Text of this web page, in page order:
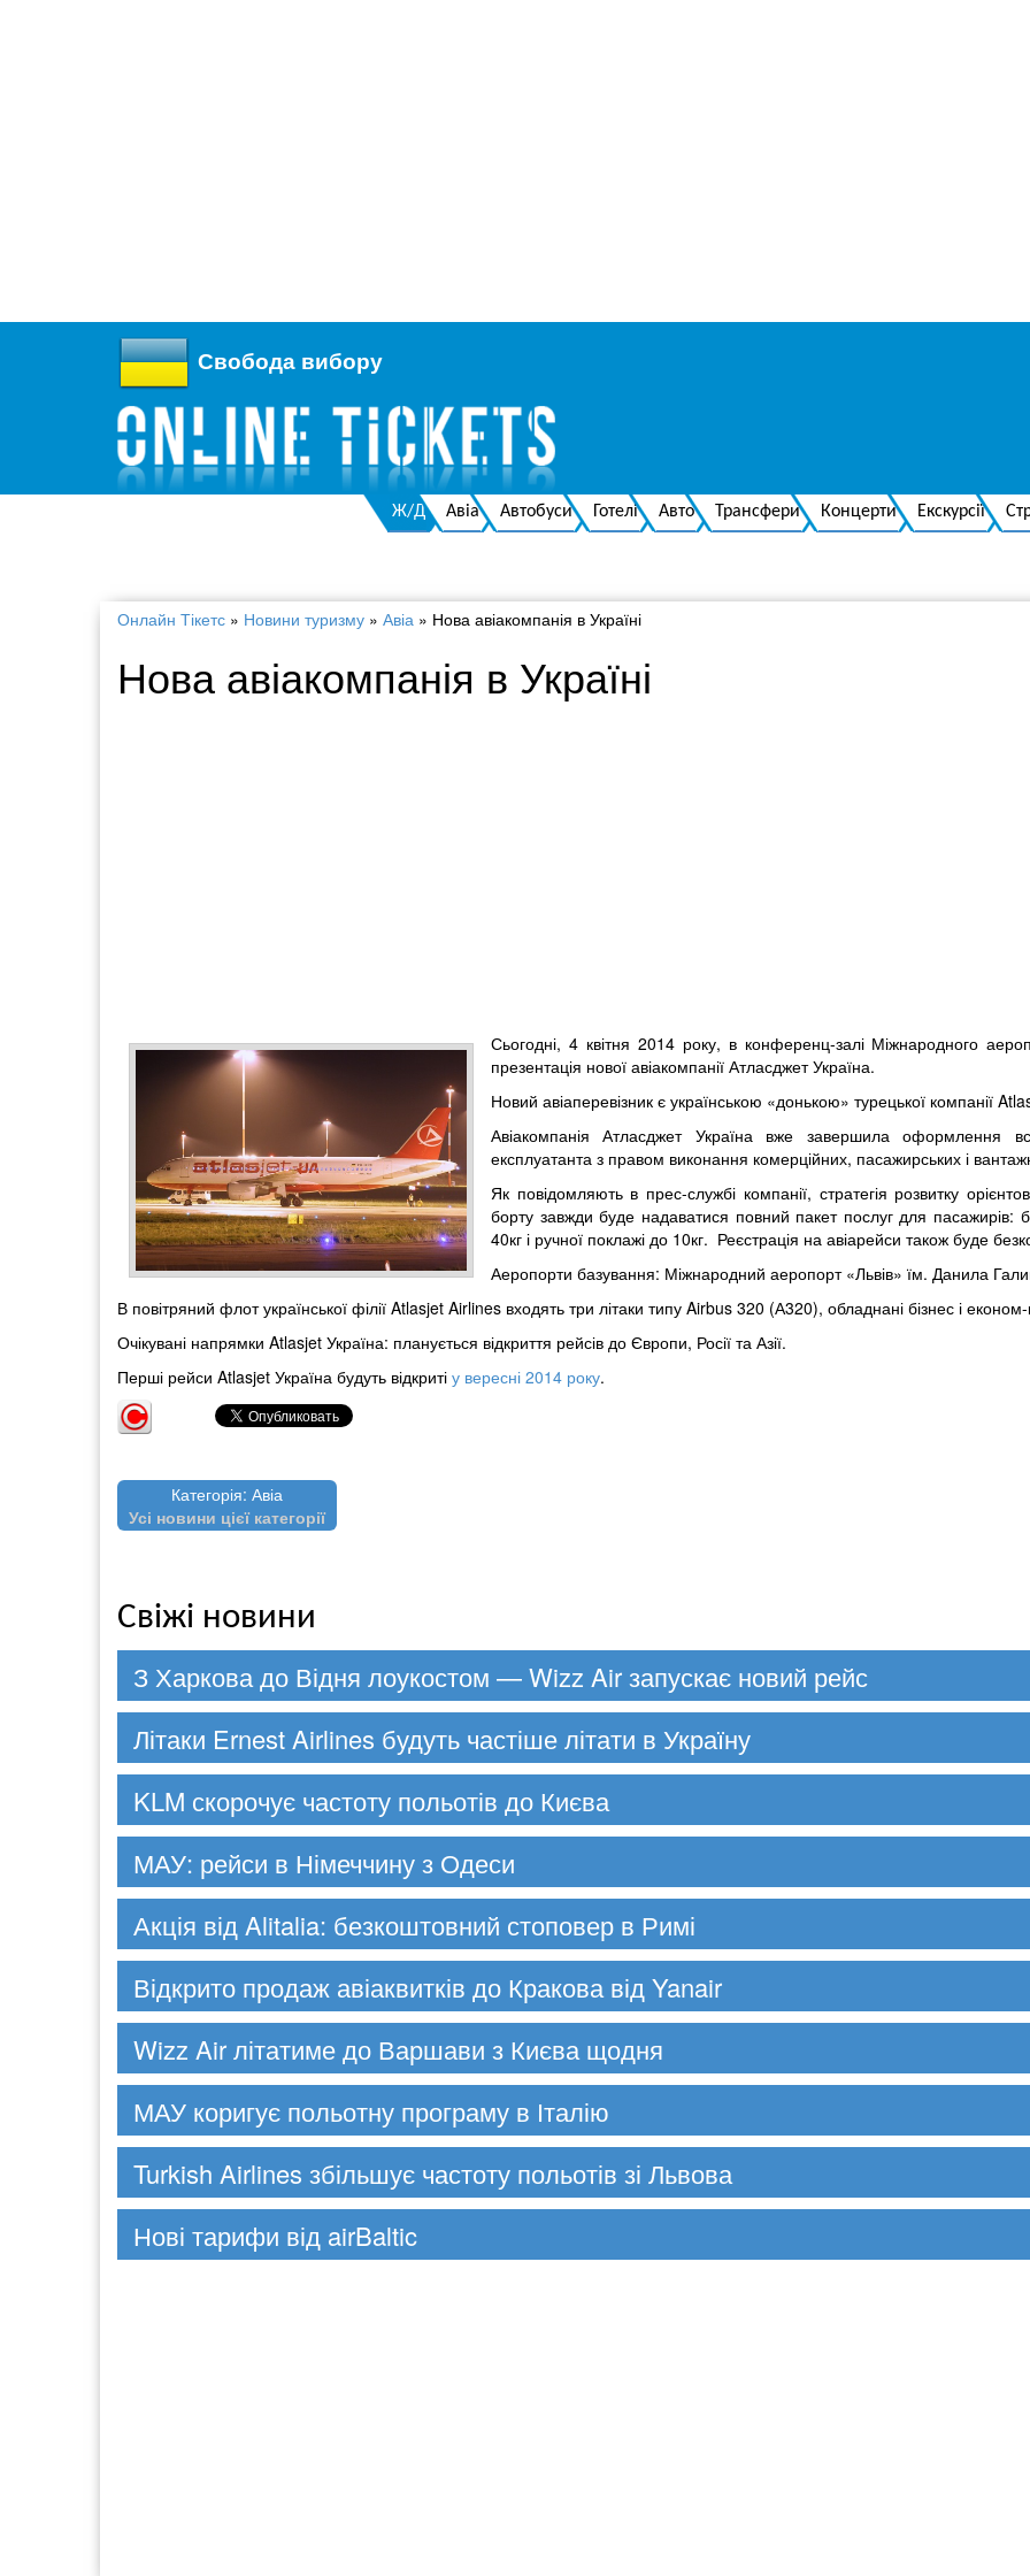
Свобода вибору
Ж/Д Авіа Автобуси Готелі Авто Трансфери Концерти Екскурсії
Онлайн Тікетс » Новини туризму » Авіа » Нова авіакомпанія в Україні
Нова авіакомпанія в Україні
Сьогодні, 4 квітня 2014 року, в конференц-залі Міжнародного
презентація нової авіакомпанії Атласджет Україна.
Новий авіаперевізник є українською «донькою» турецької компанії
Авіакомпанія Атласджет Україна вже завершила оформлення
експлуатанта з правом виконання комерційних, пасажирських і
Як повідомляють в прес-службі компанії, стратегія розвитку
борту завжди буде надаватися повний пакет послуг для пасажирів:
40кг і ручної поклажі до 10кг. Реєстрація на авіарейси також буде
Аеропорти базування: Міжнародний аеропорт «Львів» їм. Данила
В повітряний флот української філії Atlasjet Airlines входять три літаки типу Airbus 320 (А320), обладнані бізнес і
Очікувані напрямки Atlasjet Україна: планується відкриття рейсів до Європи, Росії та Азії.
Перші рейси Atlasjet Україна будуть відкриті у вересні 2014 року.
Категорія: Авіа
Усі новини цієї категорії
Свіжі новини
З Харкова до Відня лоукостом — Wizz Air запускає новий рейс
Літаки Ernest Airlines будуть частіше літати в Україну
KLM скорочує частоту польотів до Києва
МАУ: рейси в Німеччину з Одеси
Акція від Alitalia: безкоштовний стоповер в Римі
Відкрито продаж авіаквитків до Кракова від Yanair
Wizz Air літатиме до Варшави з Києва щодня
МАУ коригує польотну програму в Італію
Turkish Airlines збільшує частоту польотів зі Львова
Нові тарифи від airBaltic